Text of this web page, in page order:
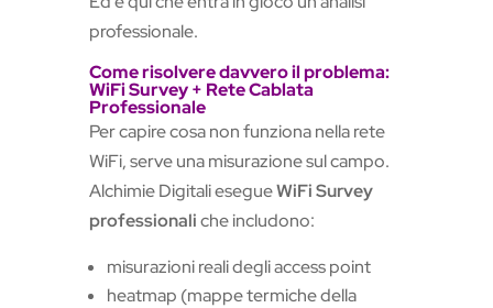
professionale.
Come risolvere davvero il problema:
WiFi Survey + Rete Cablata
Professionale
Per capire cosa non funziona nella rete
WiFi, serve una misurazione sul campo.
Alchimie Digitali esegueWiFi Survey
professionaliche includono:
misurazioni reali degli access point
heatmap (mappe termiche della